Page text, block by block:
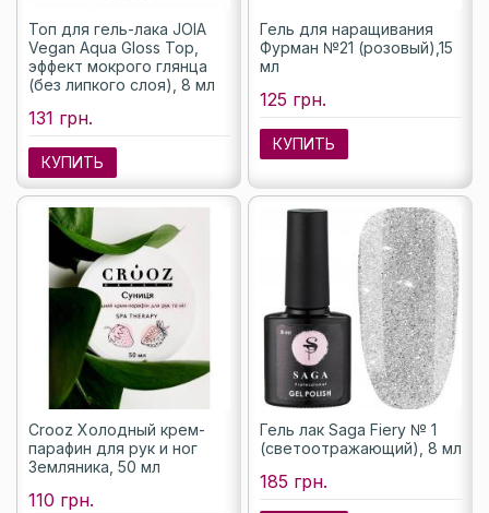
Топ для гель-лака JOIA
Vegan Aqua Gloss Top,
эффект мокрого глянца
(без липкого слоя), 8 мл
131 грн.
КУПИТЬ
Гель для наращивания
Фурман №21 (розовый),15
мл
125 грн.
КУПИТЬ
Crooz Холодный крем-
парафин для рук и ног
Земляника, 50 мл
110 грн.
Гель лак Saga Fiery № 1
(светоотражающий), 8 мл
185 грн.